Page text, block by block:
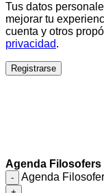
Tus datos
mejorar tu
cuenta y otros
privacidad.
Registrarse
Agenda Filosofers
Agenda